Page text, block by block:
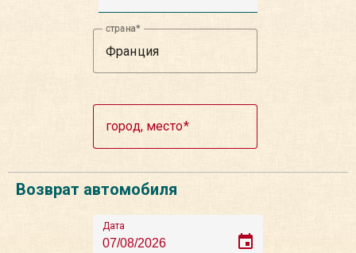
страна
город, место
Возврат автомобиля
Дата
event